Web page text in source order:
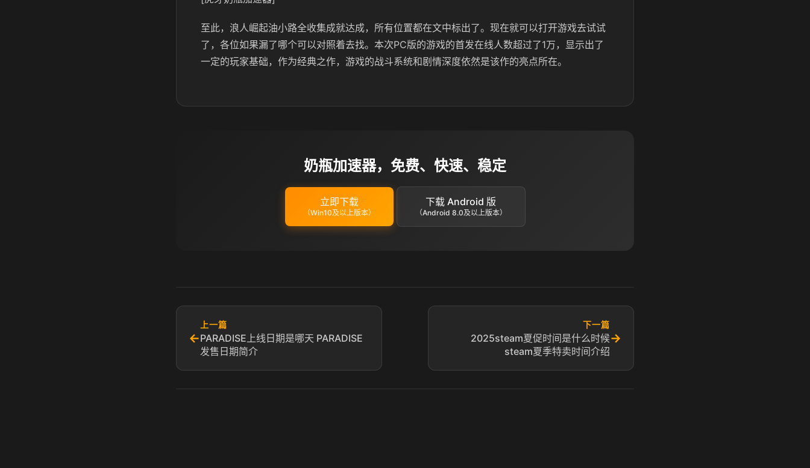
至此，浪人崛起油小路全收集成就达成，所有位置都在文中标出了。现在就可以打开游戏去试试
了，各位如果漏了哪个可以对照着去找。本次PC版的游戏的首发在线人数超过了1万，显示出了
一定的玩家基础，作为经典之作，游戏的战斗系统和剧情深度依然是该作的亮点所在。
奶瓶加速器，免费、快速、稳定
立即下载
（Win10及以上版本）
下载 Android 版
（Android 8.0及以上版本）
←
上一篇
PARADISE上线日期是哪天 PARADISE
发售日期简介
下一篇
2025steam夏促时间是什么时候
steam夏季特卖时间介绍
→